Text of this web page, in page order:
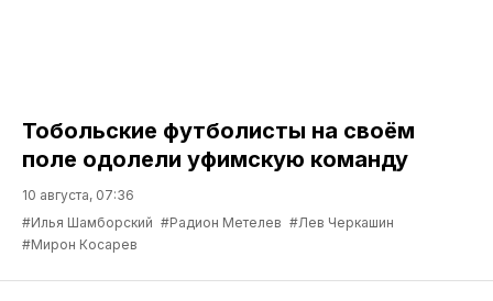
Тобольские футболисты на своём
поле одолели уфимскую команду
10 августа, 07:36
#Илья Шамборский #Радион Метелев #Лев Черкашин
#Мирон Косарев